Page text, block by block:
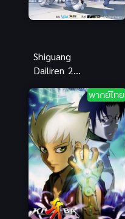
Shiguang
Dailiren 2
S2) ข้ามเวลา
พิชิตภารกิจ
ภาค 2
พากย์ไทย